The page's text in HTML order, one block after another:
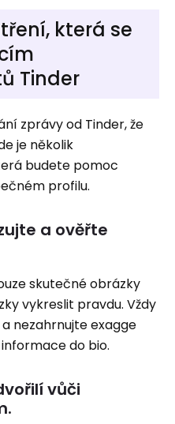
která se
Tinder
zprávy od Tinder, že
je několik
budete pomoc
profilu.
a ověřte
skutečné obrázky
vykreslit pravdu. Vždy
nezahrnujte exagge
do bio.
vůči